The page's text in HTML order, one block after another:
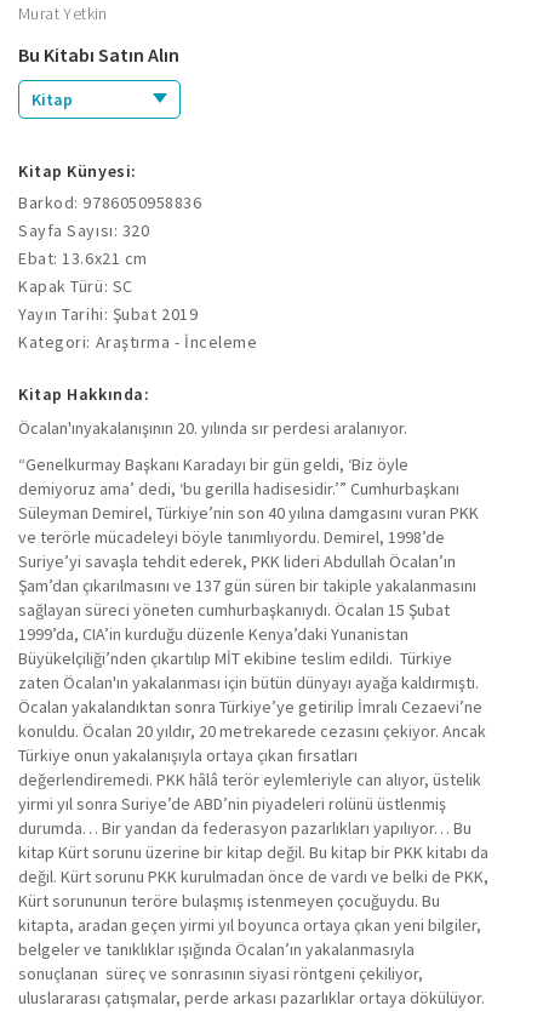
Murat Yetkin
Bu Kitabı Satın Alın
Kitap
Kitap Künyesi:
Barkod: 9786050958836
Sayfa Sayısı: 320
Ebat: 13.6x21 cm
Kapak Türü: SC
Yayın Tarihi: Şubat 2019
Kategori: Araştırma - İnceleme
Kitap Hakkında:
Öcalan'ınyakalanışının 20. yılında sır perdesi aralanıyor.
“Genelkurmay Başkanı Karadayı bir gün geldi, ‘Biz öyle
demiyoruz ama’ dedi, ‘bu gerilla hadisesidir.’” Cumhurbaşkanı
Süleyman Demirel, Türkiye’nin son 40 yılına damgasını vuran PKK
ve terörle mücadeleyi böyle tanımlıyordu. Demirel, 1998’de
Suriye’yi savaşla tehdit ederek, PKK lideri Abdullah Öcalan’ın
Şam’dan çıkarılmasını ve 137 gün süren bir takiple yakalanmasını
sağlayan süreci yöneten cumhurbaşkanıydı. Öcalan 15 Şubat
1999’da, CIA’in kurduğu düzenle Kenya’daki Yunanistan
Büyükelçiliği’nden çıkartılıp MİT ekibine teslim edildi. Türkiye
zaten Öcalan'ın yakalanması için bütün dünyayı ayağa kaldırmıştı.
Öcalan yakalandıktan sonra Türkiye’ye getirilip İmralı Cezaevi’ne
konuldu. Öcalan 20 yıldır, 20 metrekarede cezasını çekiyor. Ancak
Türkiye onun yakalanışıyla ortaya çıkan fırsatları
değerlendiremedi. PKK hâlâ terör eylemleriyle can alıyor, üstelik
yirmi yıl sonra Suriye’de ABD’nin piyadeleri rolünü üstlenmiş
durumda… Bir yandan da federasyon pazarlıkları yapılıyor… Bu
kitap Kürt sorunu üzerine bir kitap değil. Bu kitap bir PKK kitabı da
değil. Kürt sorunu PKK kurulmadan önce de vardı ve belki de PKK,
Kürt sorununun teröre bulaşmış istenmeyen çocuğuydu. Bu
kitapta, aradan geçen yirmi yıl boyunca ortaya çıkan yeni bilgiler,
belgeler ve tanıklıklar ışığında Öcalan’ın yakalanmasıyla
sonuçlanan süreç ve sonrasının siyasi röntgeni çekiliyor,
uluslararası çatışmalar, perde arkası pazarlıklar ortaya dökülüyor.